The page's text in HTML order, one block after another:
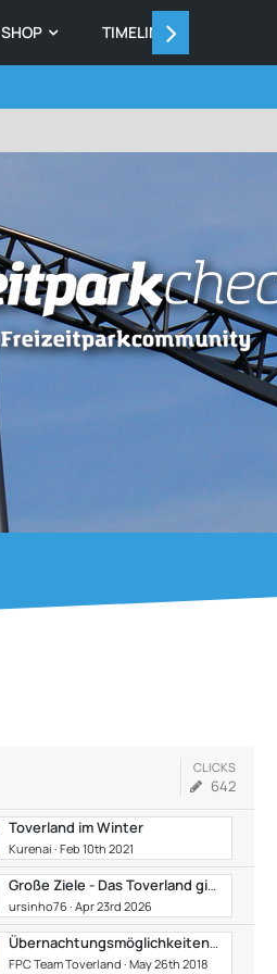
SHOP TIMELINE
CLICKS
642
Toverland im Winter
Kurenai Feb 10th 2021
Große Ziele - Das Toverland gibt Einblicke in seine Erweiterungspläne
ursinho76 Apr 23rd 2026
Übernachtungsmöglichkeiten rund um das Toverland
FPC Team Toverland May 26th 2018